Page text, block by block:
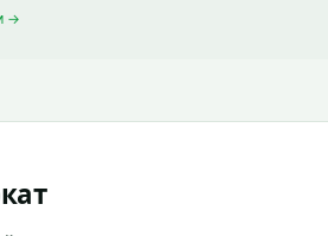
→
кат